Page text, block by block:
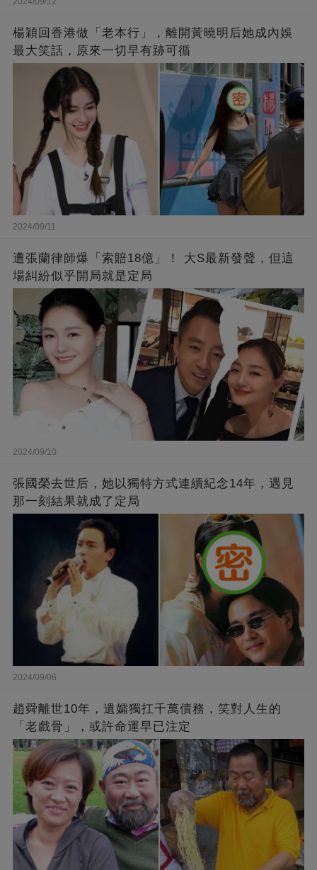
楊穎回香港做「老本行」，離開黃曉明后她成內娛
最大笑話，原來一切早有跡可循
2024/09/11
遭張蘭律師爆「索賠18億」！ 大S最新發聲，但這
場糾紛似乎開局就是定局
2024/09/10
張國榮去世后，她以獨特方式連續紀念14年，遇見
那一刻結果就成了定局
2024/09/06
趙舜離世10年，遺孀獨扛千萬債務，笑對人生的
「老戲骨」，或許命運早已注定